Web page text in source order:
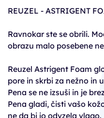
15,95€
REUZEL - ASTRIGENT
Ravnokar ste se obrili.
obrazu malo posebene
Reuzel Astrigent Foam
pore in skrbi za nežno in
Pena se ne izsuši in je
Pena gladi, čisti vašo
ne da bi jo odvzela vlago.